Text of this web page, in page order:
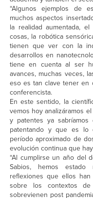
“Algunos ejemplos de
muchos aspectos
la realidad aumentada,
cosas, la robótica
tienen que ver con la
desarrollos en
tiene en cuenta al ser
avances, muchas veces,
eso es tan clave tener en
conferencista.
En este sentido, la
vemos hoy analizáramos
y patentes ya
patentando y que es lo
período aproximado de
evolución continua que
“Al cumplirse un año del
Sabios, hemos
reflexiones que ellos
sobre los contextos
sobrevienen post